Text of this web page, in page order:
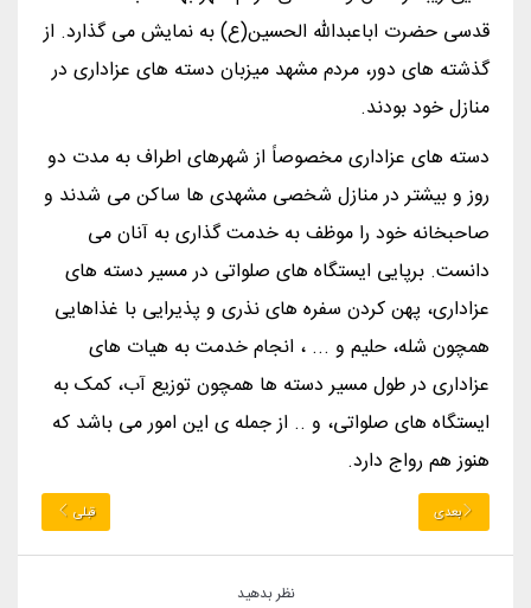
قدسی حضرت اباعبدالله الحسین(ع) به نمایش می گذارد. از
گذشته های دور، مردم مشهد میزبان دسته های عزاداری در
منازل خود بودند.
دسته های عزاداری مخصوصاً از شهرهای اطراف به مدت دو
روز و بیشتر در منازل شخصی مشهدی ها ساکن می شدند و
صاحبخانه خود را موظف به خدمت گذاری به آنان می
دانست. برپایی ایستگاه های صلواتی در مسیر دسته های
عزاداری، پهن کردن سفره های نذری و پذیرایی با غذاهایی
همچون شله، حلیم و ... ، انجام خدمت به هیات های
عزاداری در طول مسیر دسته ها همچون توزیع آب، کمک به
ایستگاه های صلواتی، و .. از جمله ی این امور می باشد که
هنوز هم رواج دارد.
بعدی قبلی
نظر بدهید